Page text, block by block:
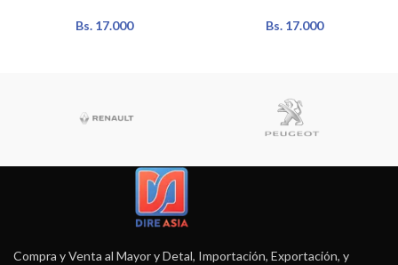
Bs.17.000 Bs.17.000
Compra y Venta al Mayor y Detal, Importación, Exportación, y